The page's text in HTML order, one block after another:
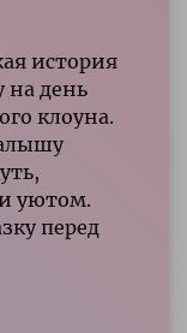
история
на день
клоуна.
уютом.
перед